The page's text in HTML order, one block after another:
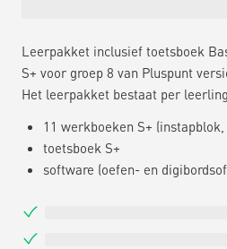
Leerpakket inclusief toetsboek
S+ voor groep 8 van Pluspunt
Het leerpakket bestaat per
11 werkboeken S+
toetsboek S+
software (oefen- en